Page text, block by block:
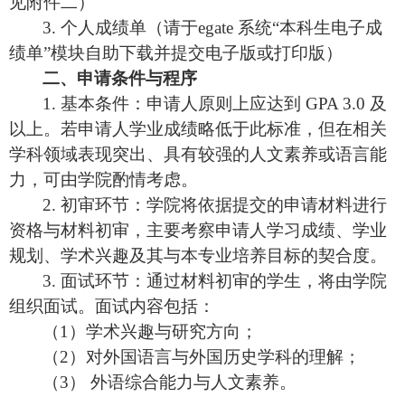
3. 个人成绩单 （请于egate 系统“本科生电子成
绩单”模块自助下载并提交电子版或打印版）
二、申请条件与程序
1. 基本条件：申请人原则 上应达到 GPA 3.0 及
以上。 若申请人学业成绩略低于此标准，但在相关
学科领域表现突出、具有较强的人文素养或语言能
力，可由学院酌情考虑。
2. 初审环节 ：学院将依据提交的申请材料进行
资格与材料初审 ，主要考察申请人学习成绩、学业
规划、学术兴趣及其与本专业培养目 标的契合度。
3. 面试环节 ：通过材料初审的学生，将由学院
组织面试。面试内容包括：
（1）学术兴趣与研究方向；
（2）对外国语言与外国 历史学科的理解；
（3） 外语综合能力与人文素养。